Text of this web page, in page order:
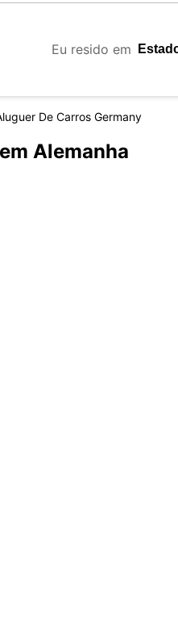
Eu resido em
De Carros Germany
Alemanha